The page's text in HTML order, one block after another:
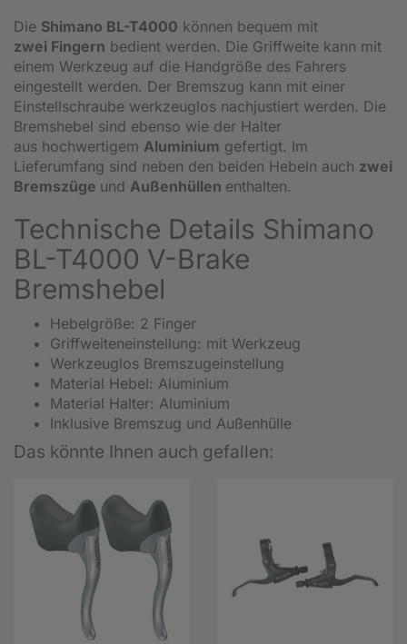
Die Shimano BL-T4000 können bequem mit
zwei Fingern bedient werden. Die Griffweite kann mit
einem Werkzeug auf die Handgröße des Fahrers
eingestellt werden. Der Bremszug kann mit einer
Einstellschraube werkzeuglos nachjustiert werden. Die
Bremshebel sind ebenso wie der Halter
aus hochwertigem Aluminium gefertigt. Im
Lieferumfang sind neben den beiden Hebeln auch zwei
Bremszüge und Außenhüllen enthalten.
Technische Details Shimano
BL-T4000 V-Brake
Bremshebel
Hebelgröße: 2 Finger
Griffweiteneinstellung: mit Werkzeug
Werkzeuglos Bremszugeinstellung
Material Hebel: Aluminium
Material Halter: Aluminium
Inklusive Bremszug und Außenhülle
Das könnte Ihnen auch gefallen: